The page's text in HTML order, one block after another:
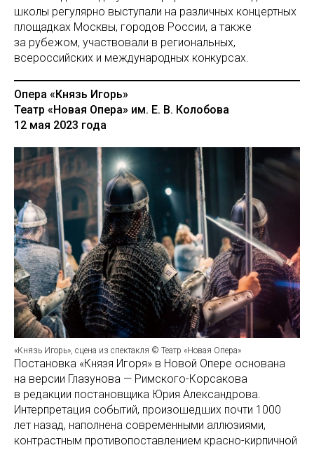
школы регулярно выступали на различных концертных
площадках Москвы, городов России, а также
за рубежом, участвовали в региональных,
всероссийских и международных конкурсах.
Опера «Князь Игорь»
Театр «Новая Опера» им. Е. В. Колобова
12 мая 2023 года
«Князь Игорь», сцена из спектакля © Театр «Новая Опера»
Постановка «Князя Игоря» в Новой Опере основана
на версии Глазунова — Римского-Корсакова
в редакции постановщика Юрия Александрова.
Интерпретация событий, произошедших почти 1000
лет назад, наполнена современными аллюзиями,
контрастным противопоставлением красно-кирпичной